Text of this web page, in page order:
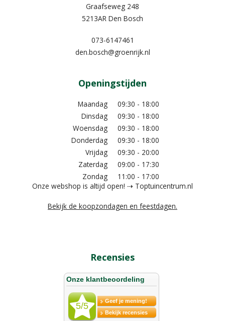
Graafseweg 248
5213AR Den Bosch
073-6147461
den.bosch@groenrijk.nl
Openingstijden
Maandag
09:30 - 18:00
Dinsdag
09:30 - 18:00
Woensdag
09:30 - 18:00
Donderdag
09:30 - 18:00
Vrijdag
09:30 - 20:00
Zaterdag
09:00 - 17:30
Zondag
11:00 - 17:00
Onze webshop is altijd open! ⇢ Toptuincentrum.nl
Bekijk de koopzondagen en feestdagen.
Recensies